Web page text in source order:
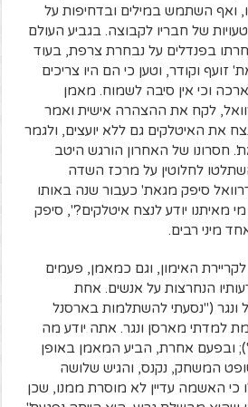
ואף השתמש במילים ובדחיפות על
של חבריו לקבוצה. בגביע העולם
נבחרתו בפנדלים על נבחרת צרפת, בעוד
זועף וקודר, וטען כי הם היו צריכים
וכי אין סיבה לשמוח. מאמן
לקח את ההצהרה אישית ואמר
את האיטלקים גם ללא יועצים, ולגמר
חסרונו של האחרון הורגש היטב
לחלוטין על מרכז השדה
סיפק מגאת' כעבור שנה באותו
מאיתנו יודע לנצח איטלקים?", סיפק
מיני רבים.
האימון, וגם כמאמן, פעמים
הנחרצות על אנשים. אחת
ונגר ("נסעתי להשתלמות בארסנל
למדתי מארסן ונגר. אתה יודע מה
ובפעם אחרת, הביע המאמן באופן
המשחק, נקנס, והגיש שלושה
כי האשמה עדיין לא מוסרת ממנו, שכן